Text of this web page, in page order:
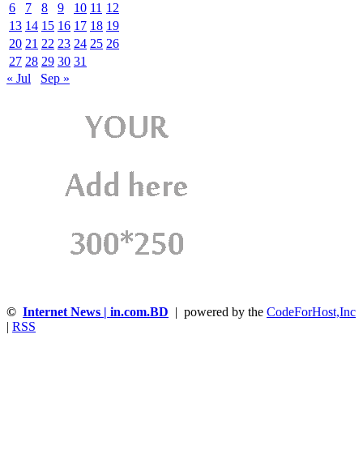
6
7 8 9 10 11 12
13 14 15 16 17 18 19
20 21 22 23 24 25 26
27 28 29 30 31
« Jul
Sep »
© Internet News | in.com.BD | powered by the CodeForHost,Inc
RSS